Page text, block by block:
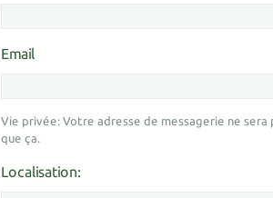
Email
Vie privée: Votre adresse de messagerie ne
que ça.
Localisation: